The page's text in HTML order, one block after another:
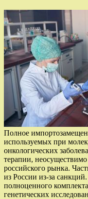
Полное
используемых при
онкологических
терапии,
российского рынка.
из России из-за
полноценного
генетических